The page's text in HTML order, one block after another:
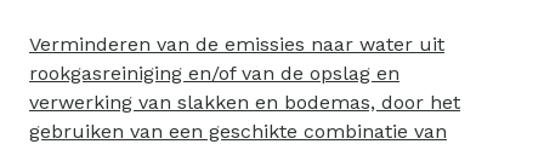
Verminderen van de emissies naar water uit
rookgasreiniging en/of van de opslag en
verwerking van slakken en bodemas, door het
gebruiken van een geschikte combinatie van